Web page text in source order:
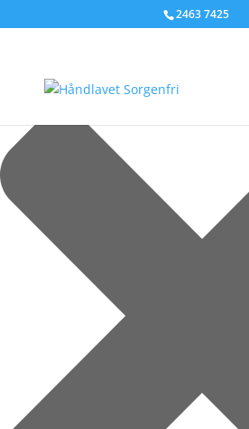
Administrer samtykke til cookies2463 7425